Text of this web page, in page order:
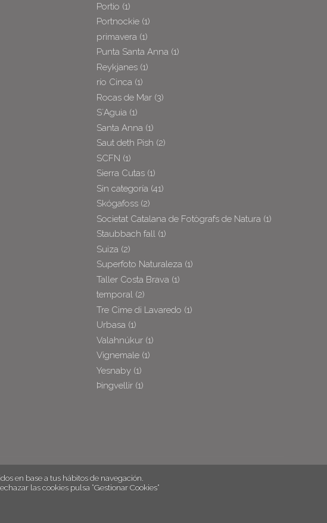
Portio (1)
Portnockie (1)
primavera (1)
Punta Santa Anna (1)
Reykjanes (1)
río Cinca (1)
Rocas de Mar (3)
S´Aguia (1)
Santa Anna (1)
Saut deth Pish (2)
SCFN (1)
Sierra Cutas (1)
Sin categoría (41)
Skógafoss (2)
Societat Catalana de Fotògrafs de Natura (1)
Staubbach fall (1)
Suiza (2)
Superfoto Naturaleza (1)
Taller Costa Brava (1)
temporal (2)
Tre Cime di Lavaredo (1)
Urbasa (1)
Valahnúkur (1)
Vignemale (1)
Yesnaby (1)
Þingvellir (1)
en base a tus hábitos de navegación.
las cookies pulsa “Gestionar Cookies“